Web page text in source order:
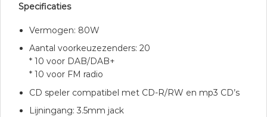
Specificaties
Vermogen: 80W
Aantal voorkeuzezenders: 20
* 10 voor DAB/DAB+
* 10 voor FM radio
CD speler compatibel met CD-R/RW en mp3 CD’s
Lijningang: 3.5mm jack